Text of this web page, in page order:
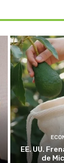
EE. UU.
de